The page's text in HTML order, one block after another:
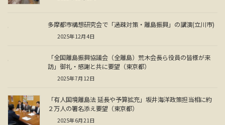
多摩都市構想研究会で「過疎対策・離島振興」の講演(立川市)
2025年12月4日
「全国離島振興協議会（全離島）荒木会長ら役員の皆様が来
訪」御礼・感謝と共に要望（東京都）
2025年7月12日
「有人国境離島法 延長や予算拡充」坂井海洋政策担当相に約
２万人の署名添え要望（東京都）
2025年6月21日